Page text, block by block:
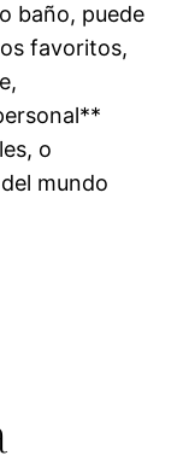
baño, puede
favoritos,
o
mundo